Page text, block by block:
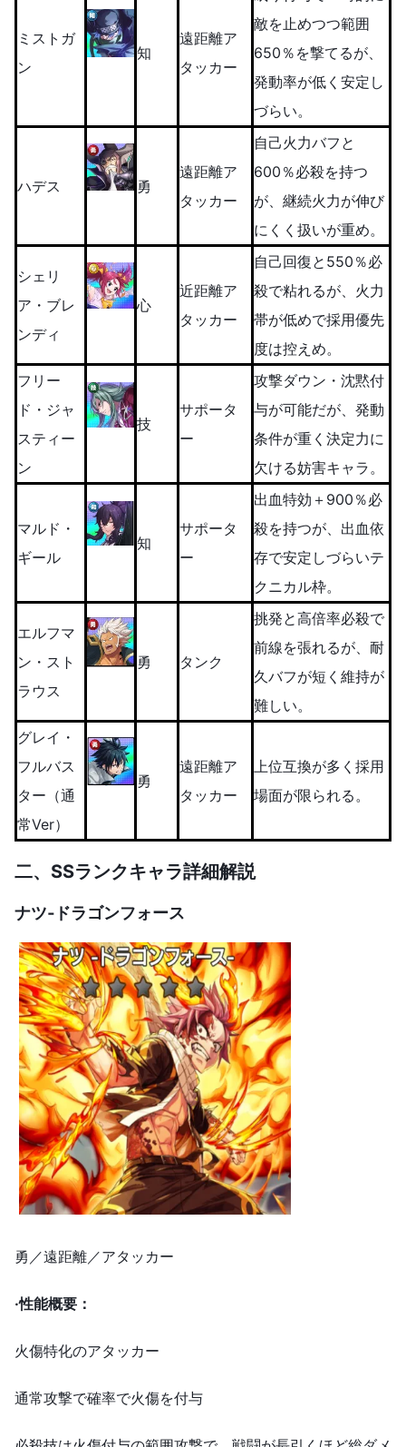
ミストガ
ン
知
遠距離ア
タッカー
敵を止めつつ範囲
650％を撃てるが、
発動率が低く安定し
づらい。
ハデス 勇
遠距離ア
タッカー
自己火力バフと
600％必殺を持つ
が、継続火力が伸び
にくく扱いが重め。
シェリ
ア・ブレ
ンディ
心
近距離ア
タッカー
自己回復と550％必
殺で粘れるが、火力
帯が低めで採用優先
度は控えめ。
フリー
ド・ジャ
スティー
ン
技
サポータ
ー
攻撃ダウン・沈黙付
与が可能だが、発動
条件が重く決定力に
欠ける妨害キャラ。
マルド・
ギール
知
サポータ
ー
出血特効＋900％必
殺を持つが、出血依
存で安定しづらいテ
クニカル枠。
エルフマ
ン・スト
ラウス
勇 タンク
挑発と高倍率必殺で
前線を張れるが、耐
久バフが短く維持が
難しい。
グレイ・
フルバス
ター（通
常Ver）
勇
遠距離ア
タッカー
上位互換が多く採用
場面が限られる。
二、 SSランクキャラ詳細解説
ナツ‐ドラゴンフォース
勇／遠距離／アタッカー
·性能概要：
火傷特化のアタッカー
通常攻撃で確率で火傷を付与